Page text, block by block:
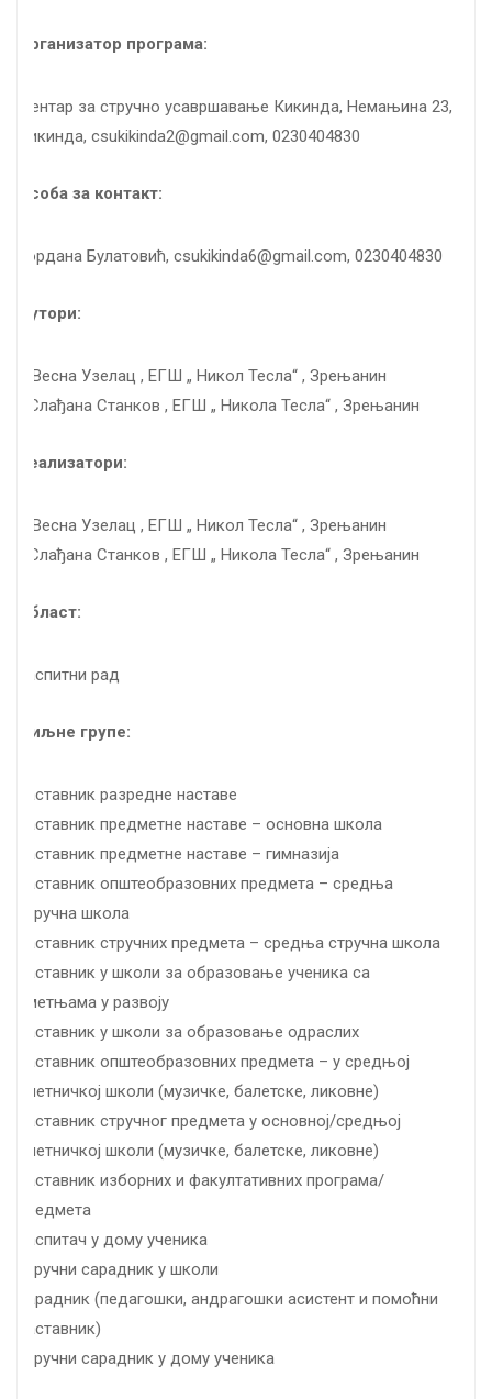
Организатор програма:
Центар за стручно усавршавање Кикинда, Немањина 23,
Кикинда, csukikinda2@gmail.com, 0230404830
Особа за контакт:
Гордана Булатовић, csukikinda6@gmail.com, 0230404830
Аутори:
– Весна Узелац , ЕГШ „ Никол Тесла“ , Зрењанин
/ Слађана Станков , ЕГШ „ Никола Тесла“ , Зрењанин
Реализатори:
– Весна Узелац , ЕГШ „ Никол Тесла“ , Зрењанин
/ Слађана Станков , ЕГШ „ Никола Тесла“ , Зрењанин
Област:
васпитни рад
Циљне групе:
наставник разредне наставе
наставник предметне наставе – основна школа
наставник предметне наставе – гимназија
наставник општеобразовних предмета – средња
стручна школа
наставник стручних предмета – средња стручна школа
наставник у школи за образовање ученика са
сметњама у развоју
наставник у школи за образовање одраслих
наставник општеобразовних предмета – у средњој
уметничкој школи (музичке, балетске, ликовне)
наставник стручног предмета у основној/средњој
уметничкој школи (музичке, балетске, ликовне)
наставник изборних и факултативних програма/
предмета
васпитач у дому ученика
стручни сарадник у школи
сарадник (педагошки, андрагошки асистент и помоћни
наставник)
стручни сарадник у дому ученика